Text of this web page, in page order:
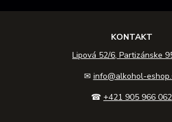
KONTAKT
Lipová 52/6, Partizánske
✉ info@alkohol-
☎ +421 905 966 062